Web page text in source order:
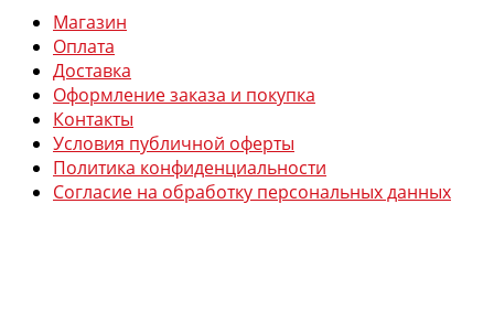
Магазин
Оплата
Доставка
Оформление заказа и покупка
Контакты
Условия публичной оферты
Политика конфиденциальности
Согласие на обработку персональных данных